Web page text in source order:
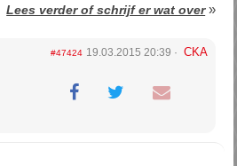
Lees verder of schrijf er wat over»
#47424 19.03.2015 20:39 CKA